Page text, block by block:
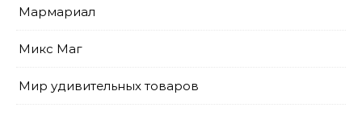
Мармариал
Микс Маг
Мир удивительных товаров